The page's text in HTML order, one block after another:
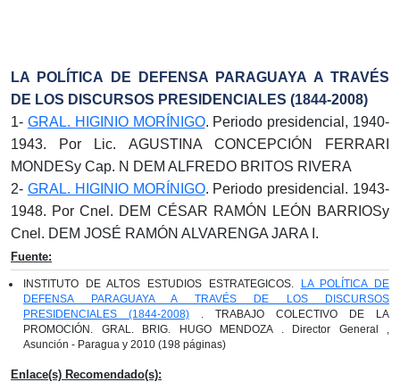
LA POLÍTICA DE DEFENSA PARAGUAYA A TRAVÉS
DE LOS DISCURSOS PRESIDENCIALES (1844-2008)
1- GRAL. HIGINIO MORÍNIGO. Periodo presidencial, 1940-
1943. Por Lic. AGUSTINA CONCEPCIÓN FERRARI
MONDESy Cap. N DEM ALFREDO BRITOS RIVERA
2- GRAL. HIGINIO MORÍNIGO. Periodo presidencial. 1943-
1948. Por Cnel. DEM CÉSAR RAMÓN LEÓN BARRIOSy
Cnel. DEM JOSÉ RAMÓN ALVARENGA JARA I.
Fuente:
INSTITUTO DE ALTOS ESTUDIOS ESTRATEGICOS.
LA POLÍTICA DE
DEFENSA PARAGUAYA A TRAVÉS DE LOS DISCURSOS
PRESIDENCIALES (1844-2008) . TRABAJO COLECTIVO DE LA
PROMOCIÓN. GRAL. BRIG. HUGO MENDOZA . Director General ,
Asunción - Paragua y 2010 (198 páginas)
Enlace(s) Recomendado(s):